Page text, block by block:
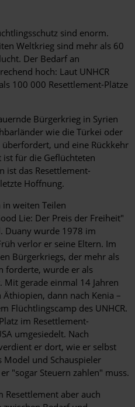
sind enorm.
Weltkrieg sind mehr als 60
Der Bedarf an
hoch: Laut UNHCR
100 000 Resettlement-Plätze
Bürgerkrieg in Syrien
wie die Türkei oder
und eine Rückkehr
für die Geflüchteten
ist das Resettlement-
Hoffnung.
in weiten Teilen
Lie: Der Preis der Freiheit"
Duany wurde 1978 im
verlor er seine Eltern. Im
Bürgerkriegs, der mehr als
forderte, wurde er als
gerade einmal 14 Jahren
dann nach Kenia –
Flüchtlingscamp des UNHCR.
im Resettlement-
umgesiedelt. Nach
er dort, wie er selbst
und Schauspieler
"sogar Steuern zahlen" muss.
Resettlement aber auch